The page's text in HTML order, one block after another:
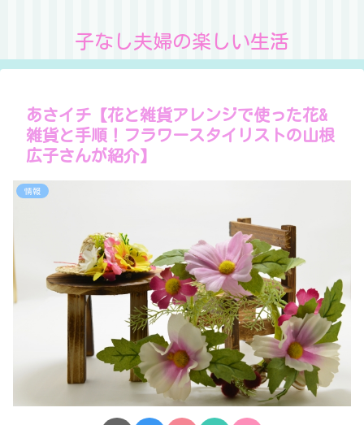
子なし夫婦の楽しい生活
あさイチ【花と雑貨アレンジで使った花&
雑貨と手順！フラワースタイリストの山根
広子さんが紹介】
情報